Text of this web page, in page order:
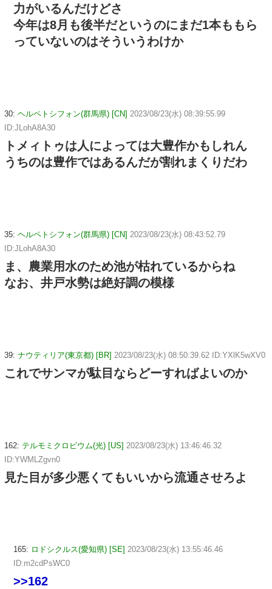
力がいるんだけどさ
今年は8月も後半だというのにまだ1本ももら
っていないのはそういうわけか
30: ヘルペトシフォン(群馬県) [CN] 2023/08/23(水) 08:39:55.99
ID:JLohA8A30
トメィトゥは人によっては大豊作かもしれん
うちのは豊作ではあるんだが割れまくりだわ
35: ヘルペトシフォン(群馬県) [CN] 2023/08/23(水) 08:43:52.79
ID:JLohA8A30
ま、農業用水のため池が枯れているからね
なお、井戸水勢は絶好調の模様
39: ナウティリア(東京都) [BR] 2023/08/23(水) 08:50:39.62 ID:YXlK5wXV0
これでサンマが駄目ならどーすればよいのか
162: テルモミクロビウム(光) [US] 2023/08/23(水) 13:46:46.32
ID:YWMLZgvn0
見た目が多少悪くてもいいから流通させろよ
165: ロドシクルス(愛知県) [SE] 2023/08/23(水) 13:55:46.46
ID:m2cdPsWC0
>>162